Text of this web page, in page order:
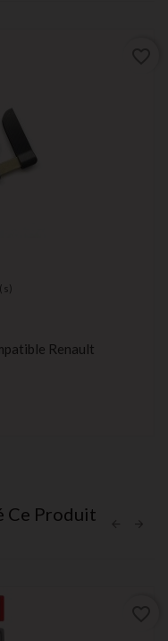
Renault
Ce Produit